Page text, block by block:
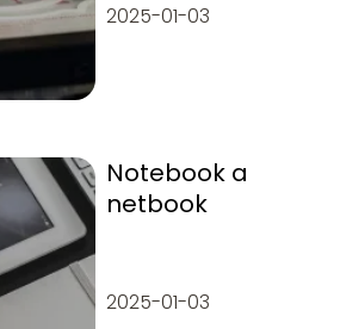
2025-01-03
Notebook a
netbook
2025-01-03